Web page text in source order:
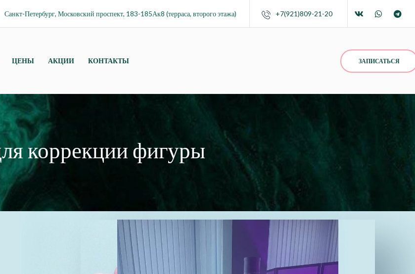
Санкт-Петербург, Московский проспект, 183-185Ак8 (терраса, второго этажа) +7(921)809-21-20
ЦЕНЫ АКЦИИ КОНТАКТЫ ЗАПИСАТЬСЯ
коррекции фигуры